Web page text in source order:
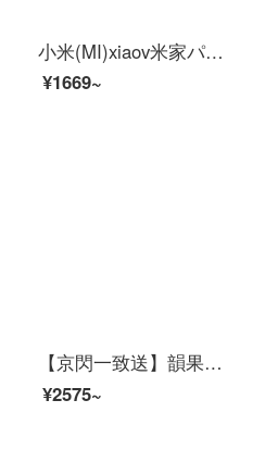
小米(MI)xiaov米家パノラマアビデオ防水防塵パナマ視角赤外線夜視AI人型探測広角防カメラ32 G高速メモリ【警告板+延長線+読み取りカード】
¥1669~
【京閃一致送】韻果小米生態xiaovラインライン2 K防犯カミュ家アプリパノラ300万HDワイヤwifi家庭遠32 Gメモリ
¥2575~